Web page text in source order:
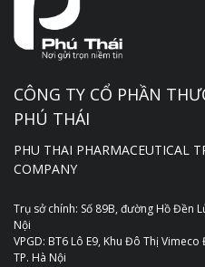
CÔNG TY CỔ PHẦN
PHÚ THÁI
PHU THAI PHARMACEUTICAL
COMPANY
Trụ sở chính: Số 89B, đường Hồ Đền
Nội
VPGD: BT6 Lô E9, Khu Đô Thị
TP. Hà Nội